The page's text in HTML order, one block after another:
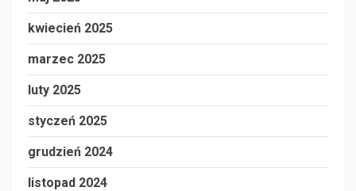
kwiecień 2025
marzec 2025
luty 2025
styczeń 2025
grudzień 2024
listopad 2024